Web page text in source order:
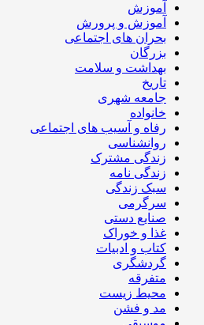
آموزش
آموزش و پرورش
بحران های اجتماعی
بزرگان
بهداشت و سلامت
تاریخ
جامعه شهری
خانواده
رفاه و آسیب های اجتماعی
روانشناسی
زندگی مشترک
زندگی نامه
سبک زندگی
سرگرمی
صنایع دستی
غذا و خوراک
کتاب و ادبیات
گردشگری
متفرقه
محیط زیست
مد و فشن